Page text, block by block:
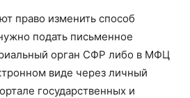
право изменить способ
подать письменное
орган СФР либо в МФЦ
виде через личный
государственных и